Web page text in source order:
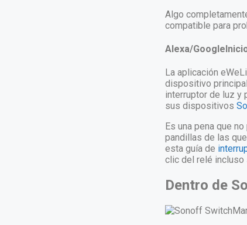
Algo
compatible para
Alexa/
La aplicación
dispositivo
interruptor de luz y
sus dispositivos
Es una pena que
pandillas de las
esta guía de
clic del relé incluso
Dentro de